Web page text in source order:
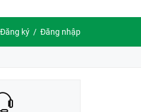
Đăng ký / Đăng nhập